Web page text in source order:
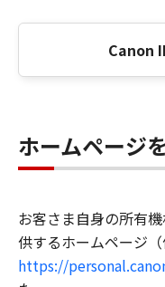
Canon
ホームページ
お客さま自身の所有
供するホームページ
https://